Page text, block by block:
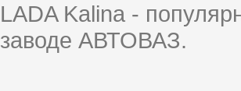
LADA Kalina -
заводе АВТОВАЗ.